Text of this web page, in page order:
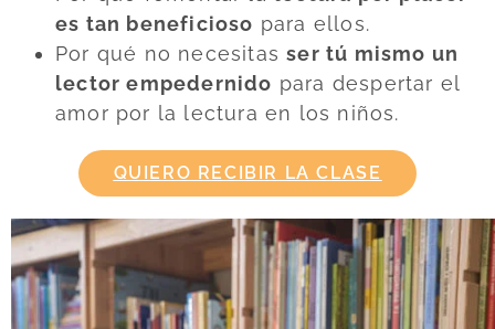
es tan beneficioso para ellos.
Por qué no necesitasser tú mismo un
lector empedernido para despertar el
amor por la lectura en los niños.
QUIERO RECIBIR LA CLASE
Estos son los beneficios de esta
superclase: